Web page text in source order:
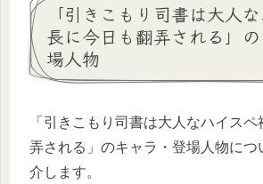
「引きこもり司書は大人
長に今日も翻弄される」
場人物
「引きこもり司書は大人なハイス
弄される」のキャラ・登場人物につ
介します。